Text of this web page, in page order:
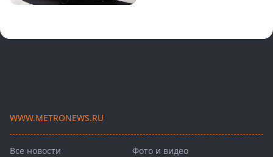
WWW.METRONEWS.RU
Все новости
Фото и видео